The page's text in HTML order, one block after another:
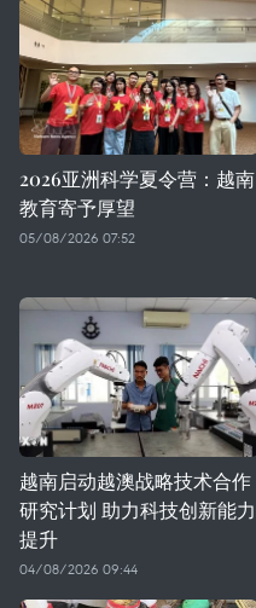
2026亚洲科学夏令营：越南
教育寄予厚望
05/08/2026 07:52
越南启动越澳战略技术合作
研究计划 助力科技创新能力
提升
04/08/2026 09:44